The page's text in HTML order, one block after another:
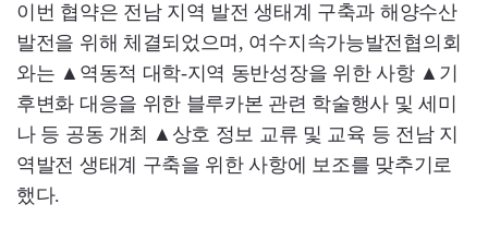
이번 협약은 전남 지역 발전 생태계 구축과 해양수산
발전을 위해 체결되었으며, 여수지속가능발전협의회
와는 ▲역동적 대학-지역 동반성장을 위한 사항 ▲기
후변화 대응을 위한 블루카본 관련 학술행사 및 세미
나 등 공동 개최 ▲상호 정보 교류 및 교육 등 전남 지
역발전 생태계 구축을 위한 사항에 보조를 맞추기로
했다.